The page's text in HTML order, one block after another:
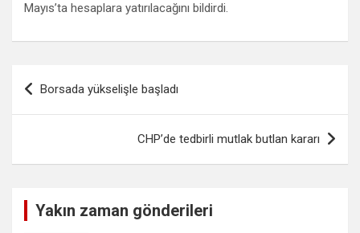
Mayıs’ta hesaplara yatırılacağını bildirdi.
Yazı
gezinmesi
Borsada yükselişle başladı
CHP’de tedbirli mutlak butlan kararı
Yakın zaman gönderileri